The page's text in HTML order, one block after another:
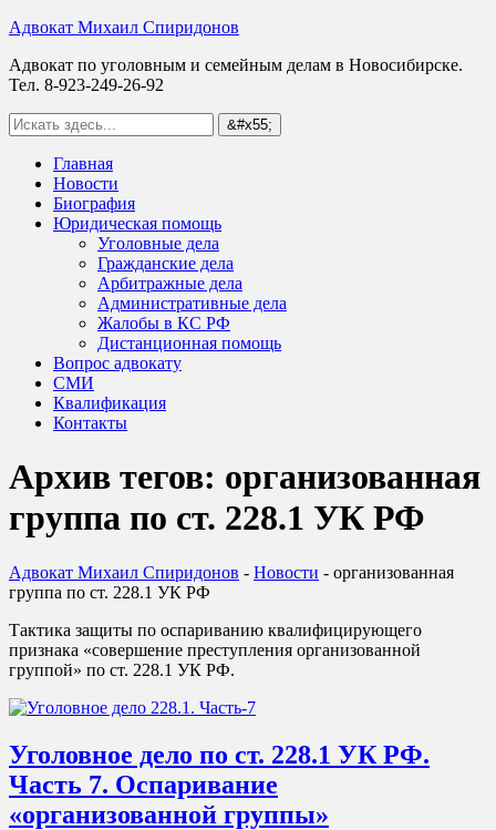
Адвокат Михаил Спиридонов
Адвокат по уголовным и семейным делам в Новосибирске.
Тел. 8-923-249-26-92
Главная
Новости
Биография
Юридическая помощь
Уголовные дела
Гражданские дела
Арбитражные дела
Административные дела
Жалобы в КС РФ
Дистанционная помощь
Вопрос адвокату
СМИ
Квалификация
Контакты
Архив тегов: организованная
группа по ст. 228.1 УК РФ
Адвокат Михаил Спиридонов - Новости - организованная
группа по ст. 228.1 УК РФ
Тактика защиты по оспариванию квалифицирующего
признака «совершение преступления организованной
группой» по ст. 228.1 УК РФ.
Уголовное дело по ст. 228.1 УК РФ.
Часть 7. Оспаривание
«организованной группы»